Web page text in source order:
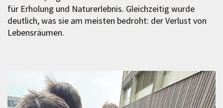
für Erholung und Naturerlebnis. Gleichzeitig wurde
deutlich, was sie am meisten bedroht: der Verlust von
Lebensräumen.